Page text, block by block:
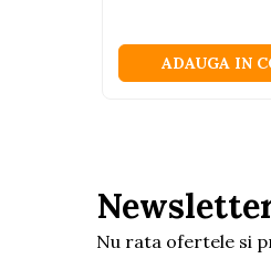
Igiena si ingrijire
Halate de baie
ADAUGA IN
Nu rata ofertele si